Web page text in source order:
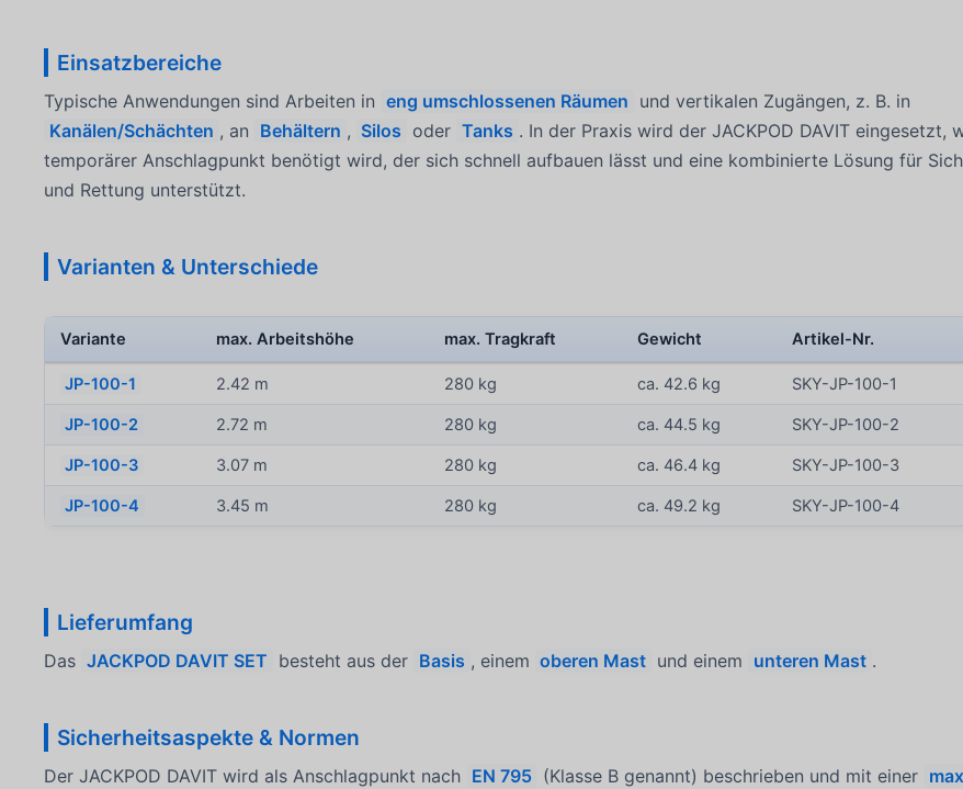
Einsatzbereiche
Typische Anwendungen sind Arbeiten in eng umschlossenen Räumen und vertikalen Zugängen, z. B. in
Kanälen/Schächten , an Behältern , Silos oder Tanks . In der Praxis wird der JACKPOD DAVIT eingesetzt,
temporärer Anschlagpunkt benötigt wird, der sich schnell aufbauen lässt und eine kombinierte Lösung für
und Rettung unterstützt.
Varianten & Unterschiede
Variante max. Arbeitshöhe max. Tragkraft Gewicht Artikel-Nr.
JP-100-1 2.42 m 280 kg ca. 42.6 kg SKY-JP-100-1
JP-100-2 2.72 m 280 kg ca. 44.5 kg SKY-JP-100-2
JP-100-3 3.07 m 280 kg ca. 46.4 kg SKY-JP-100-3
JP-100-4 3.45 m 280 kg ca. 49.2 kg SKY-JP-100-4
Lieferumfang
Das JACKPOD DAVIT SET besteht aus der Basis , einem oberen Mast und einem unteren Mast .
Sicherheitsaspekte & Normen
Der JACKPOD DAVIT wird als Anschlagpunkt nach EN 795 (Klasse B genannt) beschrieben und mit einer